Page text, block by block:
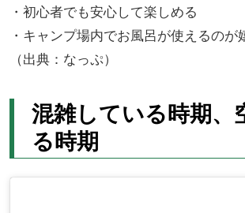
・初心者でも安心して楽しめる
・キャンプ場内でお風呂が使えるのが
（出典：なっぷ）
混雑している時期、
る時期